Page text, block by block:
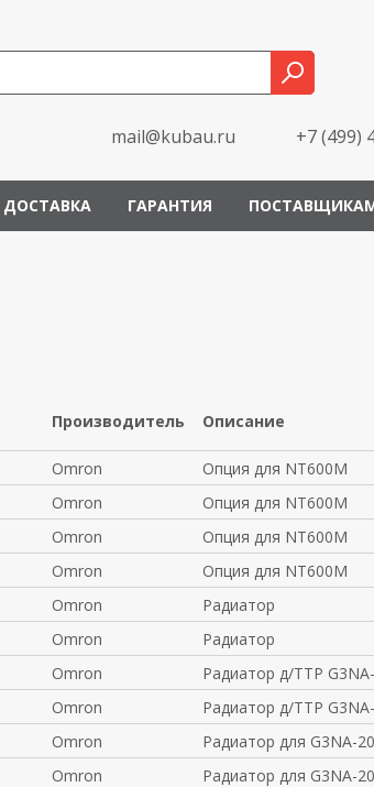
mail@kubau.ru +7 (499)
ДОСТАВКА ГАРАНТИЯ
Производитель Описание
Omron Опция для NT600M
Omron Опция для NT600M
Omron Опция для NT600M
Omron Опция для NT600M
Omron Радиатор
Omron Радиатор
Omron Радиатор д/ТТР
Omron Радиатор д/ТТР
Omron Радиатор для G3NA-
Omron Радиатор для G3NA-